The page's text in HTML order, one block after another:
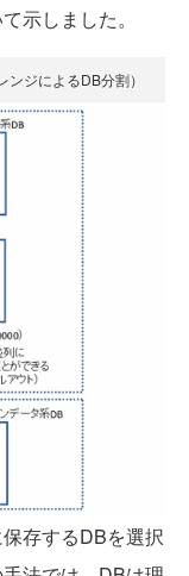
示しました。
ジによるDB分割）
存するDBを選択